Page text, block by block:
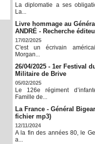
La diplomatie a ses
La...
Livre hommage au
ANDRÉ - Recherche
17/02/2025
C'est un écrivain
Morgan...
26/04/2025 - 1er Festival
Militaire de Brive
05/02/2025
Le 126e régiment
Famille de...
La France - Général
fichier mp3)
12/11/2024
A la fin des années 80, le
a...